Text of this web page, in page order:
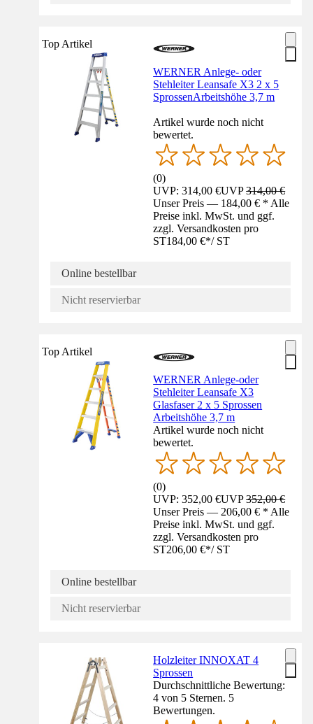
Top Artikel
WERNER Anlege- oder
Stehleiter Leansafe X3 2 x 5
SprossenArbeitshöhe 3,7 m
Artikel wurde noch nicht
bewertet.
(0)
UVP: 314,00 €UVP314,00 €
Unser Preis — 184,00 € * Alle
Preise inkl. MwSt. und ggf.
zzgl. Versandkosten pro
ST184,00 €*/ ST
Online bestellbar
Nicht reservierbar
Top Artikel
WERNER Anlege-oder
Stehleiter Leansafe X3
Glasfaser 2 x 5 Sprossen
Arbeitshöhe 3,7 m
Artikel wurde noch nicht
bewertet.
(0)
UVP: 352,00 €UVP352,00 €
Unser Preis — 206,00 € * Alle
Preise inkl. MwSt. und ggf.
zzgl. Versandkosten pro
ST206,00 €*/ ST
Online bestellbar
Nicht reservierbar
Holzleiter INNOXAT 4
Sprossen
Durchschnittliche Bewertung:
4 von 5 Sternen. 5
Bewertungen.